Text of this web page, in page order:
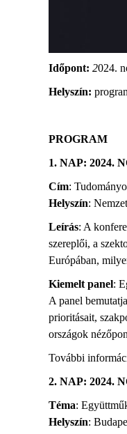
Időpont: 2024.
Helyszín:
PROGRAM
1. NAP: 2024.
Cím:
Helyszín:
Leírás: A
szereplői, a
Európában,
Kiemelt panel:
A panel
prioritásait,
országok
További
2. NAP: 2024.
Téma:
Helyszín: